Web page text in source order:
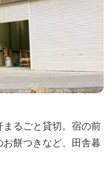
るごと貸切。宿の前
餅つきなど、田舎暮